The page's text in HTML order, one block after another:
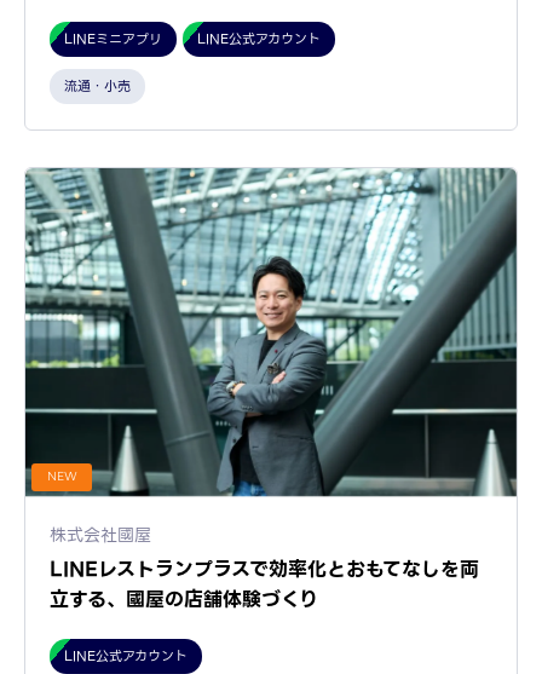
LINEミニアプリ LINE公式アカウント
流通・小売
NEW
株式会社國屋
LINEレストランプラスで効率化とおもてなしを両
立する、國屋の店舗体験づくり
LINE公式アカウント